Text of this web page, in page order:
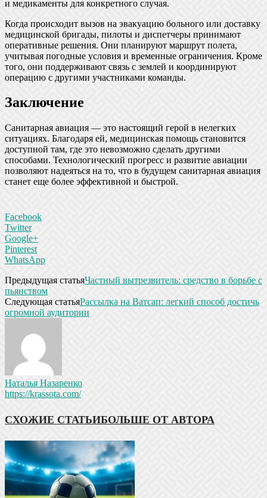
и медикаменты для конкретного случая.
Когда происходит вызов на эвакуацию больного или доставку
медицинской бригады, пилоты и диспетчеры принимают
оперативные решения. Они планируют маршрут полета,
учитывая погодные условия и временные ограничения. Кроме
того, они поддерживают связь с землей и координируют
операцию с другими участниками команды.
Заключение
Санитарная авиация — это настоящий герой в нелегких
ситуациях. Благодаря ей, медицинская помощь становится
доступной там, где это невозможно сделать другими
способами. Технологический прогресс и развитие авиации
позволяют надеяться на то, что в будущем санитарная авиация
станет еще более эффективной и быстрой.
Facebook
Twitter
Google+
Pinterest
WhatsApp
Предыдущая статьяЧастный вытрезвитель: средство в борьбе с
пьянством
Следующая статьяРассылка на Ватсап: легкий способ достичь
огромной аудитории
Наталья Назаренко
https://krassota.com/
СХОЖИЕ СТАТЬИБОЛЬШЕ ОТ АВТОРА